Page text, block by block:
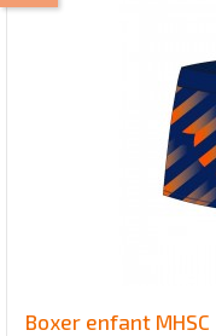
Boxer enfant MHSC